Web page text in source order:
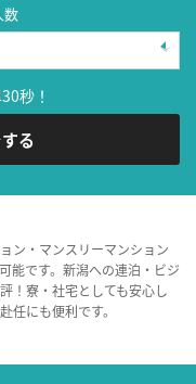
数
秒！
る
ン・マンスリーマンション
能です。新潟への連泊・ビジ
！寮・社宅としても安心し
任にも便利です。